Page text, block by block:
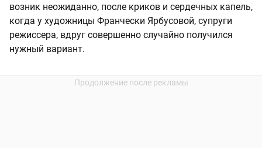
возник неожиданно, после криков и сердечных капель,
когда у художницы Франчески Ярбусовой, супруги
режиссера, вдруг совершенно случайно получился
нужный вариант.